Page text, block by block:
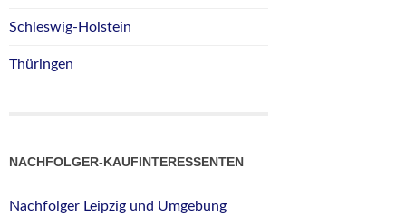
Schleswig-Holstein
Thüringen
NACHFOLGER-KAUFINTERESSENTEN
Nachfolger Leipzig und Umgebung